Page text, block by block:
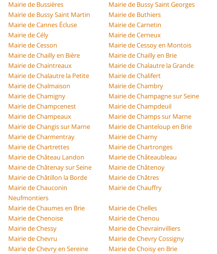
Mairie de Bussières
Mairie de Bussy Saint Georges
Mairie de Bussy Saint Martin
Mairie de Buthiers
Mairie de Cannes Écluse
Mairie de Carnetin
Mairie de Cély
Mairie de Cerneux
Mairie de Cesson
Mairie de Cessoy en Montois
Mairie de Chailly en Bière
Mairie de Chailly en Brie
Mairie de Chaintreaux
Mairie de Chalautre la Grande
Mairie de Chalautre la Petite
Mairie de Chalifert
Mairie de Chalmaison
Mairie de Chambry
Mairie de Chamigny
Mairie de Champagne sur Seine
Mairie de Champcenest
Mairie de Champdeuil
Mairie de Champeaux
Mairie de Champs sur Marne
Mairie de Changis sur Marne
Mairie de Chanteloup en Brie
Mairie de Charmentray
Mairie de Charny
Mairie de Chartrettes
Mairie de Chartronges
Mairie de Château Landon
Mairie de Châteaubleau
Mairie de Châtenay sur Seine
Mairie de Châtenoy
Mairie de Châtillon la Borde
Mairie de Châtres
Mairie de Chauconin
Neufmontiers
Mairie de Chauffry
Mairie de Chaumes en Brie
Mairie de Chelles
Mairie de Chenoise
Mairie de Chenou
Mairie de Chessy
Mairie de Chevrainvilliers
Mairie de Chevru
Mairie de Chevry Cossigny
Mairie de Chevry en Sereine
Mairie de Choisy en Brie